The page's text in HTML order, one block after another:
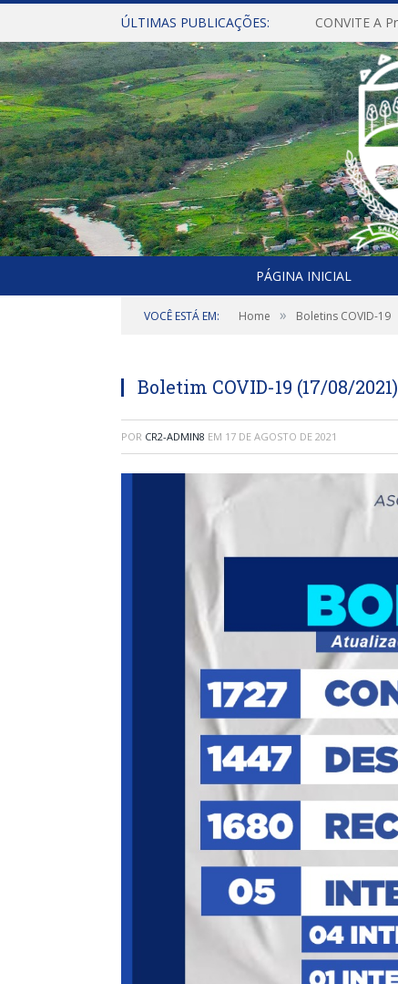
ÚLTIMAS PUBLICAÇÕES:
PÁGINA INICIAL
VOCÊ ESTÁ EM: Home » Boletins COVID-19
Boletim COVID-19 (17/08/2021)
POR CR2-ADMIN8 EM 17 DE AGOSTO DE 2021